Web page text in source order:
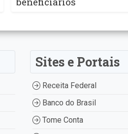
Sites e Portais
Receita Federal
Banco do Brasil
Tome Conta